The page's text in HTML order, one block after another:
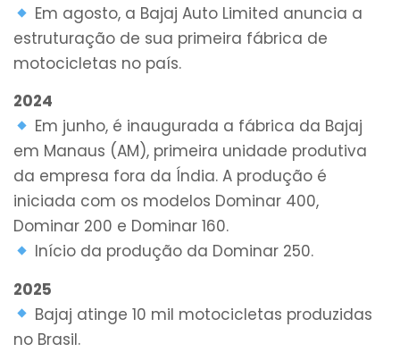
Em agosto, a Bajaj Auto Limited anuncia a
estruturação de sua primeira fábrica de
motocicletas no país.
2024
Em junho, é inaugurada a fábrica da Bajaj
em Manaus (AM), primeira unidade produtiva
da empresa fora da Índia. A produção é
iniciada com os modelos Dominar 400,
Dominar 200 e Dominar 160.
Início da produção da Dominar 250.
2025
Bajaj atinge 10 mil motocicletas produzidas
no Brasil.